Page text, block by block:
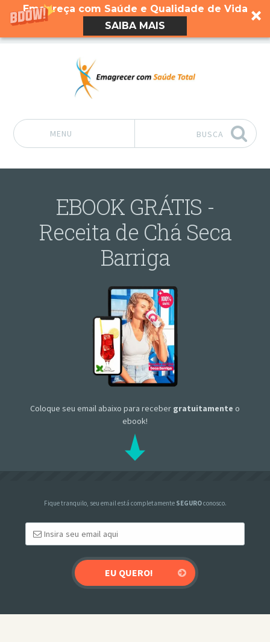
Emagreça com Saúde e Qualidade de Vida
SAIBA MAIS
MENU BUSCA
EBOOK GRÁTIS -
Receita de Chá Seca
Barriga
Coloque seu email abaixo para receber gratuitamente o
ebook!
Fique tranquilo, seu email está completamente SEGUROconosco.